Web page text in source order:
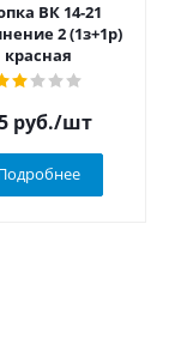
ВК 14-21
2 (1з+1р)
красная
руб./шт